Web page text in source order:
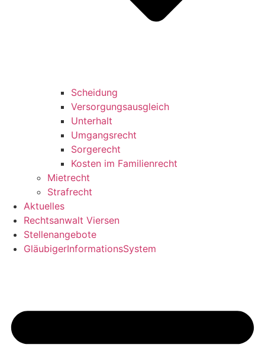
Scheidung
Versorgungsausgleich
Unterhalt
Umgangsrecht
Sorgerecht
Kosten im Familienrecht
Mietrecht
Strafrecht
Aktuelles
Rechtsanwalt Viersen
Stellenangebote
GläubigerInformationsSystem